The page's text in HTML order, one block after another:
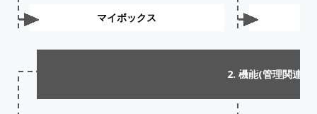
マイボックス
2. 機能(管理関連)